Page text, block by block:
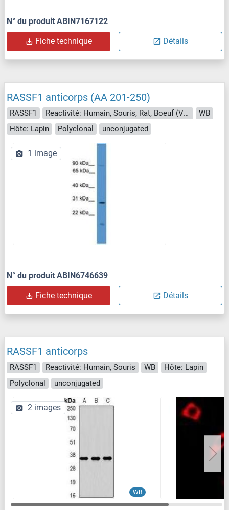
N° du produit ABIN7167122
Fiche technique Détails
RASSF1 anticorps (AA 201-250)
RASSF1 Reactivité: Humain, Souris, Rat, Boeuf (Vache), Cheval, Porc, Chien, Mouton, Poisson zèbre (Danio rerio), Roussette (Chauve-souris), Hamster
WB
Hôte: Lapin
Polyclonal unconjugated
1 image
N° du produit ABIN6746639
Fiche technique Détails
RASSF1 anticorps
RASSF1 Reactivité: Humain, Souris WB
Hôte: Lapin
Polyclonal
unconjugated
WB
2 images